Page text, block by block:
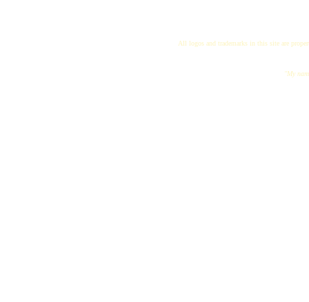
All logos and trademarks in this site are
"My